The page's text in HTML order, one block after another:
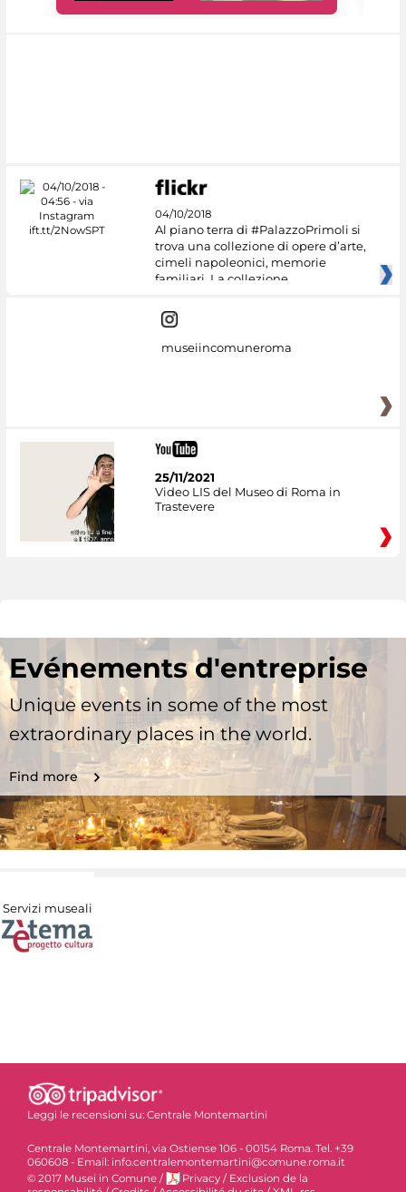
04/10/2018
Al piano terra di #PalazzoPrimoli si
trova una collezione di opere d’arte,
cimeli napoleonici, memorie
familiari. La collezione
museiincomuneroma
25/11/2021
Video LIS del Museo di Roma in
Trastevere
Evénements d'entreprise
Unique events in some of the most
extraordinary places in the world.
Find more
Servizi museali
Leggi le recensioni su: Centrale Montemartini
Centrale Montemartini, via Ostiense 106 - 00154 Roma. Tel. +39
060608 - Email: info.centralemontemartini@comune.roma.it
© 2017 Musei in Comune / Privacy / Exclusion de la